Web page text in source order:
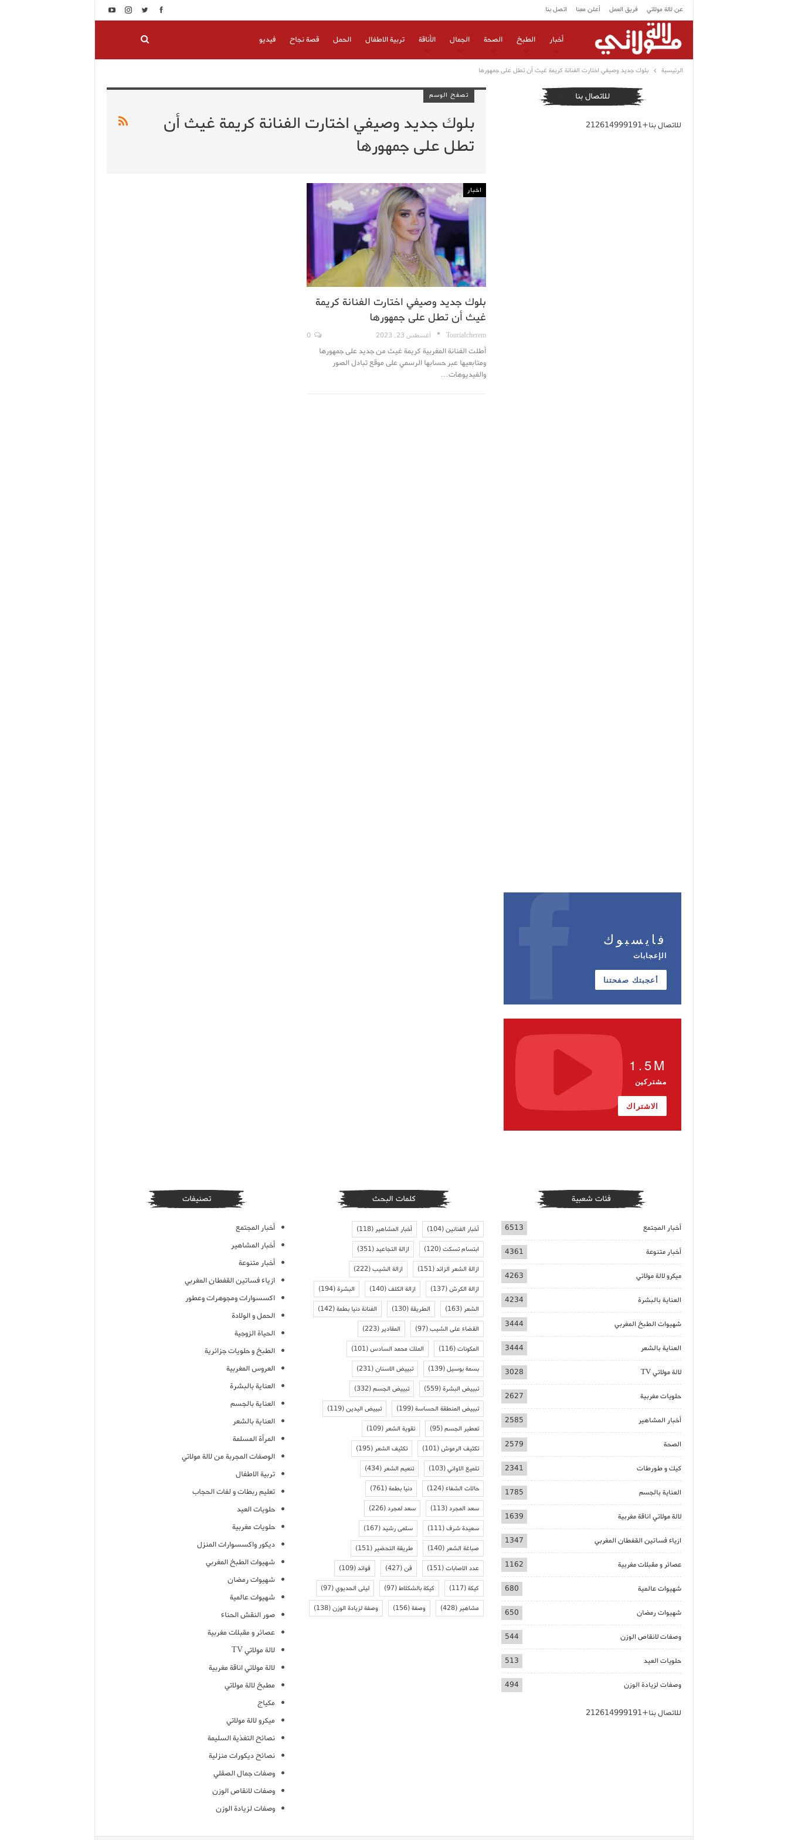
عن لالة مولاتي فريق العمل أعلن معنا اتصل بنا
أخبار الطبخ الصحة الجمال الأناقة تربية الاطفال الحمل قصة نجاح فيديو
الرئيسية بلوك جديد وصيفي اختارت الفنانة كريمة غيث أن تطل على جمهورها
تصفح الوسم
بلوك جديد وصيفي اختارت الفنانة كريمة غيث أن
تطل على جمهورها
اخبار
بلوك جديد وصيفي اختارت الفنانة كريمة
غيث أن تطل على جمهورها
TouriaIcherem أغسطس 23, 2023
أطلت الفنانة المغربية كريمة غيث من جديد على جمهورها
ومتابعيها عبر حسابها الرسمي على موقع تبادل الصور
والفيديوهات…
للاتصال بنا
للاتصال بنا+212614999191
فايسبوك
الإعجابات
أعجبتك صفحتنا
1.5M
مشتركين
الاشتراك
فئات شعبية
أخبار المجتمع 6513
أخبار متنوعة 4361
ميكرو لالة مولاتي 4263
العناية بالبشرة 4234
شهيوات الطبخ المغربي 3444
العناية بالشعر 3444
لالة مولاتي TV 3028
حلويات مغربية 2627
أخبار المشاهير 2585
الصحة 2579
كيك و طورطات 2341
العناية بالجسم 1785
لالة مولاتي اناقة مغربية 1639
ازياء فساتين القفطان المغربي 1347
عصائر و مقبلات مغربية 1162
شهيوات عالمية 680
شهيوات رمضان 650
وصفات لانقاص الوزن 544
حلويات العيد 513
وصفات لزيادة الوزن 494
للاتصال بنا+212614999191
كلمات البحث
أخبار الفنانين(104) أخبار المشاهير(118)
ابتسام تسكت(120) ازالة التجاعيد(351)
ازالة الشعر الزائد(151) ازالة الشيب(222)
ازالة الكرش(137) ازالة الكلف(140) البشرة(194)
الشعر(163) الطريقة(130) الفنانة دنيا بطمة(142)
القضاء على الشيب(97) المقادير(223)
المكونات(116) الملك محمد السادس(101)
بسمة بوسيل(139) تبييض الاسنان(231)
تبييض البشرة(559) تبييض الجسم(332)
تبييض المنطقة الحساسة(199) تبييض اليدين(119)
تعطير الجسم(95) تقوية الشعر(109)
تكثيف الرموش(101) تكثيف الشعر(195)
تلميع الاواني(103) تنعيم الشعر(434)
حالات الشفاء(124) دنيا بطمة(761)
سعد المجرد(113) سعد لمجرد(226)
سعيدة شرف(111) سلمى رشيد(167)
صباغة الشعر(140) طريقة التحضير(151)
عدد الاصابات(151) فن(427) فوائد(109)
كيكة(117) كيكة بالشكلاط(97) ليلى الحديوي(97)
مشاهير(428) وصفة(156) وصفة لزيادة الوزن(138)
تصنيفات
أخبار المجتمع
أخبار المشاهير
أخبار متنوعة
ازياء فساتين القفطان المغربي
اكسسوارات ومجوهرات وعطور
الحمل و الولادة
الحياة الزوجية
الطبخ و حلويات جزائرية
العروس المغربية
العناية بالبشرة
العناية بالجسم
العناية بالشعر
المرأة المسلمة
الوصفات المجربة من لالة مولاتي
تربية الاطفال
تعليم ربطات و لفات الحجاب
حلويات العيد
حلويات مغربية
ديكور واكسسوارات المنزل
شهيوات الطبخ المغربي
شهيوات رمضان
شهيوات عالمية
صور النقش الحناء
عصائر و مقبلات مغربية
لالة مولاتي TV
لالة مولاتي اناقة مغربية
مطبخ لالة مولاتي
مكياج
ميكرو لالة مولاتي
نصائح التغذية السليمة
نصائح ديكورات منزلية
وصفات جمال الصقلي
وصفات لانقاص الوزن
وصفات لزيادة الوزن